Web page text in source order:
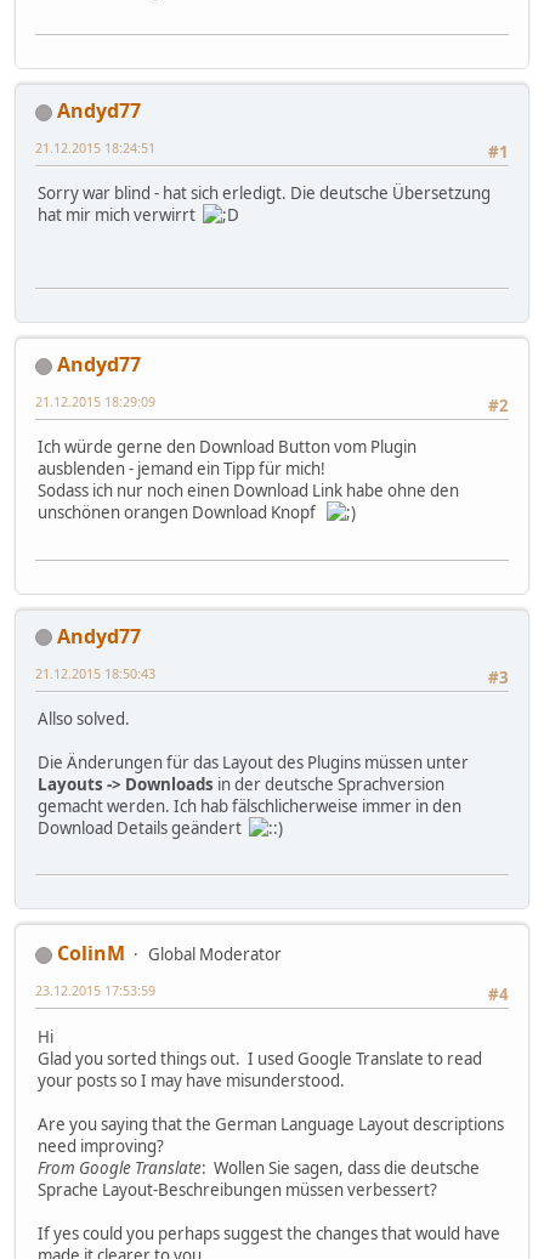
Andyd77
#1
21.12.2015 18:24:51
Sorry war blind - hat sich erledigt. Die deutsche Übersetzung
hat mir mich verwirrt
Andyd77
#2
21.12.2015 18:29:09
Ich würde gerne den Download Button vom Plugin
ausblenden - jemand ein Tipp für mich!
Sodass ich nur noch einen Download Link habe ohne den
unschönen orangen Download Knopf
Andyd77
#3
21.12.2015 18:50:43
Allso solved.
Die Änderungen für das Layout des Plugins müssen unter
Layouts -> Downloads in der deutsche Sprachversion
gemacht werden. Ich hab fälschlicherweise immer in den
Download Details geändert
ColinM
Global Moderator
#4
23.12.2015 17:53:59
Hi
Glad you sorted things out. I used Google Translate to read
your posts so I may have misunderstood.
Are you saying that the German Language Layout descriptions
need improving?
From Google Translate: Wollen Sie sagen, dass die deutsche
Sprache Layout-Beschreibungen müssen verbessert?
If yes could you perhaps suggest the changes that would have